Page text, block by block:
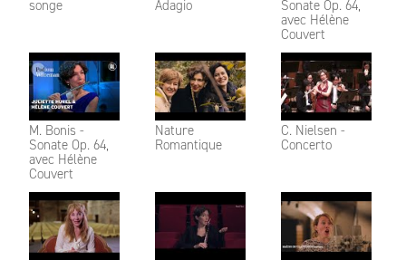
songe
Adagio
Sonate Op. 64,
avec Hélène
Couvert
M. Bonis -
Sonate Op. 64,
avec Hélène
Couvert
Nature
Romantique
C. Nielsen -
Concerto